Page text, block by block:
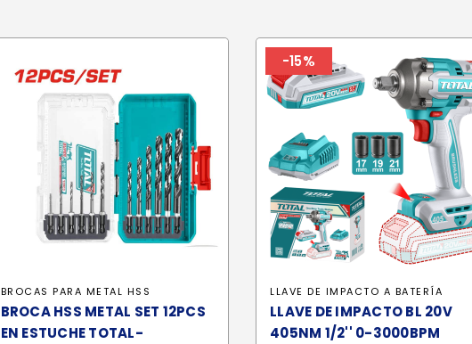
BROCAS PARA METAL HSS
BROCA HSS METAL SET 12PCS
EN ESTUCHE TOTAL-
-15%
LLAVE DE IMPACTO A BATERÍA
LLAVE DE IMPACTO BL 20V
405NM 1/2'' 0-3000BPM